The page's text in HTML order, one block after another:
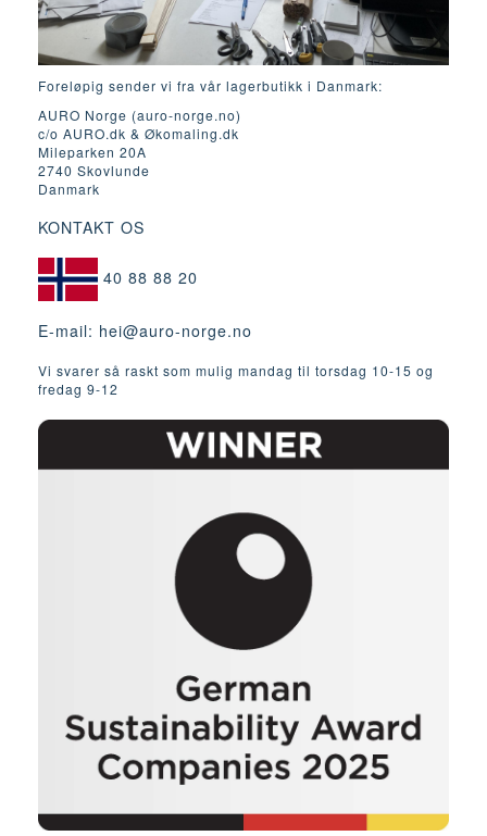
Foreløpig sender vi fra vår lagerbutikk i Danmark:
AURO Norge (auro-norge.no)
c/o AURO.dk & Økomaling.dk
Mileparken 20A
2740 Skovlunde
Danmark
KONTAKT OS
40 88 88 20
E-mail: hei@auro-norge.no
Vi svarer så raskt som mulig mandag til torsdag 10-15 og
fredag ​​9-12